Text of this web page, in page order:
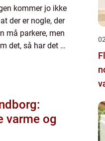
kommer jo ikke
der er nogle, der
må parkere, men
det, så har det jo
varme og